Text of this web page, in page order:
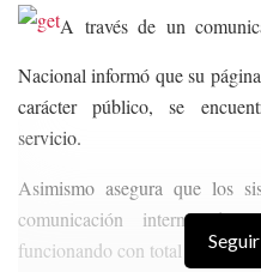
A través de un
Nacional informó que su
carácter público, se
servicio.
Asimismo asegura que los
comunicación interna de
funcionando con total